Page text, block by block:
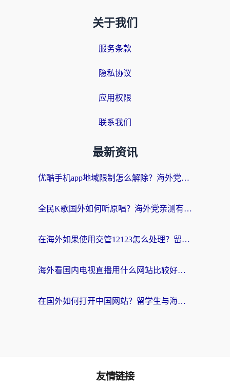
关于我们
服务条款
隐私协议
应用权限
联系我们
最新资讯
优酷手机app地域限制怎么解除？海外党亲测有效的追剧方案
全民K歌国外如何听原唱？海外党亲测有效的回国加速器选择指南
在海外如果使用交管12123怎么处理？留学生亲测有效的回国加速方案
海外看国内电视直播用什么网站比较好？一篇解决你所有追剧难题的实用指南
在国外如何打开中国网站？留学生与海外华人的无缝访问指南
友情链接